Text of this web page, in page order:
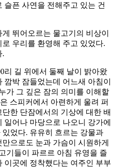
슬픈 사연을 전해주고 있는 건
뛰어오르는 물고기의 비상이
우리를 환영해 주고 있었다.
.
리 길 위에서 둘째 날이 밝아왔
박 잠들었는데 어느새 아침이
가 그 깊은 잠의 의미를 이해할
스피커에서 아련하게 울려 퍼
한 단잠에서의 기상에 대한 배
어나 마당으로 나오니 강가에
었다. 유유히 흐르는 강물과
으로도 눈과 가슴이 시원하게
기들이 파르르 아침 유영을 즐
이곳에 정착했다는 여주인 부부